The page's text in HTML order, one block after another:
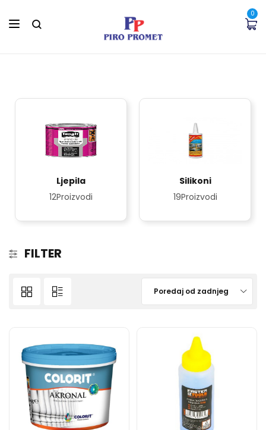
0
Ljepila
12Proizvodi
Silikoni
19Proizvodi
FILTER
Poredaj od zadnjeg